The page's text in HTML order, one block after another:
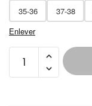
35-36 37-38
Enlever
Pantoufle